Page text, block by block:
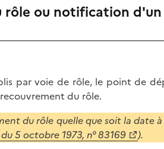
ou notification d'un
par voie de rôle, le point de
du rôle.
du rôle quelle que soit la date
5 octobre 1973, n° 83169
).